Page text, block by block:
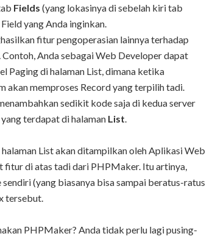
Fields (yang lokasinya di sebelah kiri tab
Field yang Anda inginkan.
fitur pengoperasian lainnya terhadap
Anda sebagai Web Developer dapat
Paging di halaman List, dimana ketika
akan memproses Record yang terpilih tadi.
sedikit kode saja di kedua server
yang terdapat di halaman List.
List akan ditampilkan oleh Aplikasi Web
fitur di atas tadi dari PHPMaker. Itu artinya,
(yang biasanya bisa sampai beratus-ratus
tersebut.
PHPMaker? Anda tidak perlu lagi pusing-